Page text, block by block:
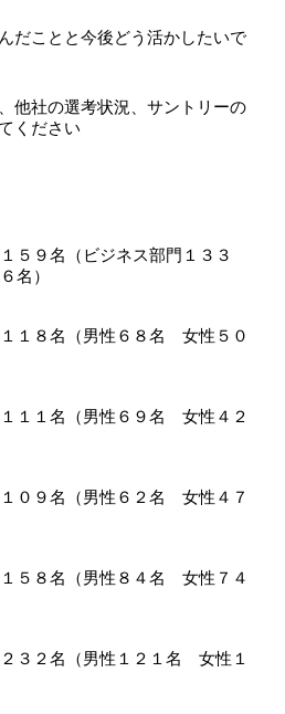
だことと今後どう活かしたいで
他社の選考状況、サントリーの
ください
５９名（ビジネス部門１３３
名）
１８名（男性６８名 女性５０
１１名（男性６９名 女性４２
０９名（男性６２名 女性４７
５８名（男性８４名 女性７４
３２名（男性１２１名 女性１